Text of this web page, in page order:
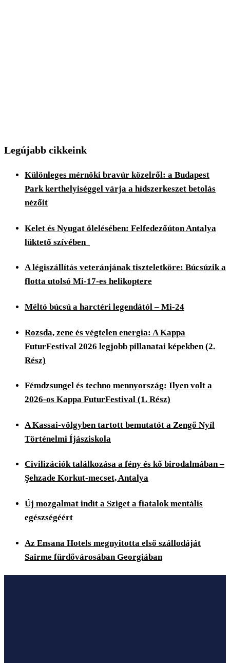
Legújabb cikkeink
Különleges mérnöki bravúr közelről: a Budapest
Park kerthelyiséggel várja a hídszerkeszet betolás
nézőit
Kelet és Nyugat ölelésében: Felfedezőúton Antalya
lüktető szívében
A légiszállítás veteránjának tiszteletköre: Búcsúzik a
flotta utolsó Mi-17-es helikoptere
Méltó búcsú a harctéri legendától – Mi-24
Rozsda, zene és végtelen energia: A Kappa
FuturFestival 2026 legjobb pillanatai képekben (2.
Rész)
Fémdzsungel és techno mennyország: Ilyen volt a
2026-os Kappa FuturFestival (1. Rész)
A Kassai-völgyben tartott bemutatót a Zengő Nyíl
Történelmi Íjásziskola
Civilizációk találkozása a fény és kő birodalmában –
Şehzade Korkut-mecset, Antalya
Új mozgalmat indít a Sziget a fiatalok mentális
egészségéért
Az Ensana Hotels megnyitotta első szállodáját
Sairme fürdővárosában Georgiában